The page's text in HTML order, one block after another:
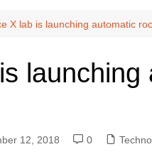
X lab is launching automatic
12, 2018 0